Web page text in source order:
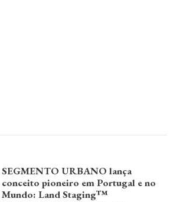
SEGMENTO URBANO lança
conceito pioneiro em Portugal e no
Mundo: Land Staging™